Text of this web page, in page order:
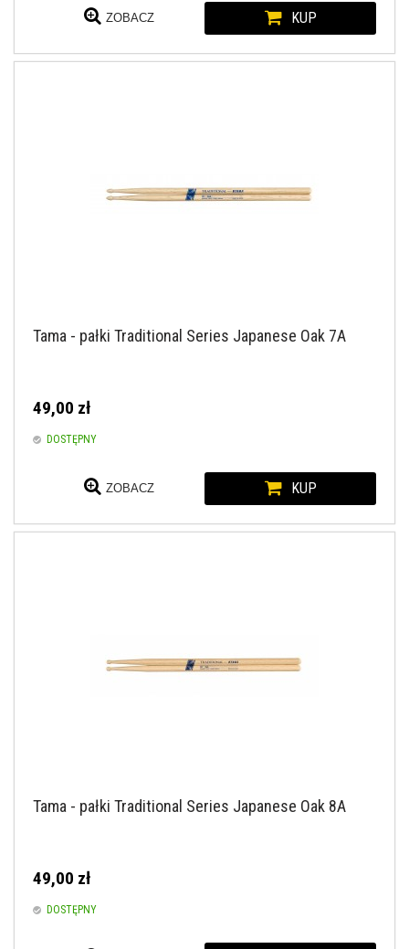
ZOBACZ KUP
Tama - pałki Traditional Series Japanese Oak 7A
49,00 zł
DOSTĘPNY
ZOBACZ KUP
Tama - pałki Traditional Series Japanese Oak 8A
49,00 zł
DOSTĘPNY